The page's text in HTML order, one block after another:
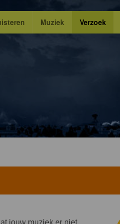
Muziek Verzoek
jouw muziek er niet